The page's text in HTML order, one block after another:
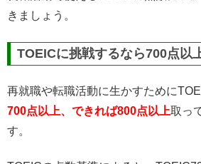
きましょう。
TOEICに挑戦するなら700点以
再就職や転職活動に生かすために
700点以上、できれば800点以上取っ
す。